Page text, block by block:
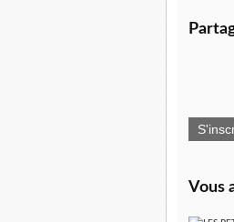
Vous